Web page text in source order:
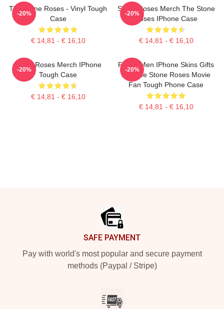
The Stone Roses - Vinyl Tough
Case
€ 14,81 - € 16,10
-20%
Stone Roses Merch The Stone
Roses IPhone Case
€ 14,81 - € 16,10
-20%
Stone Roses Merch IPhone
Tough Case
€ 14,81 - € 16,10
-20%
Funny Men IPhone Skins Gifts
For The Stone Roses Movie
Fan Tough Phone Case
€ 14,81 - € 16,10
-20%
SAFE PAYMENT
Pay with world's most popular and secure payment
methods (Paypal / Stripe)